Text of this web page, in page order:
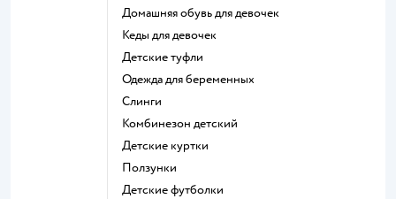
Домашняя обувь для девочек
Кеды для девочек
Детские туфли
Одежда для беременных
Слинги
Комбинезон детский
Детские куртки
Ползунки
Детские футболки